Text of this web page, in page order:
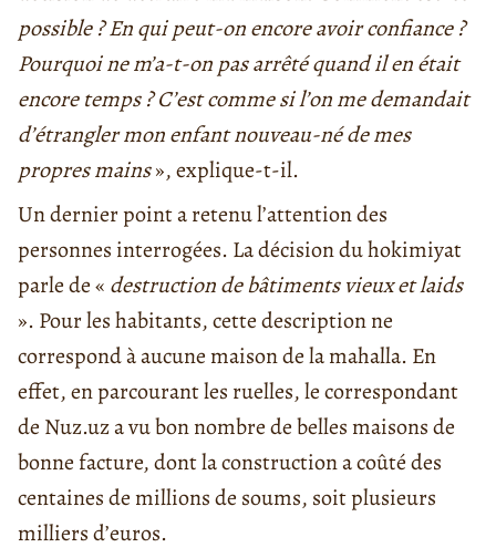
possible ? En qui peut-on encore avoir confiance ?
Pourquoi ne m’a-t-on pas arrêté quand il en était
encore temps ? C’est comme si l’on me demandait
d’étrangler mon enfant nouveau-né de mes
propres mains», explique-t-il.
Un dernier point a retenu l’attention des
personnes interrogées. La décision du hokimiyat
parle de « destruction de bâtiments vieux et laids
». Pour les habitants, cette description ne
correspond à aucune maison de la mahalla. En
effet, en parcourant les ruelles, le correspondant
de Nuz.uz a vu bon nombre de belles maisons de
bonne facture, dont la construction a coûté des
centaines de millions de soums, soit plusieurs
milliers d’euros.